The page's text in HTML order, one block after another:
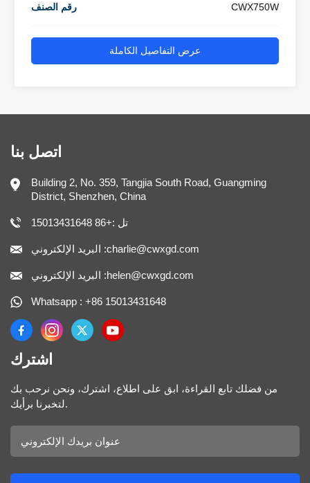
رقم الصنف CWX750W
عرض التفاصيل الكاملة
اتصل بنا
Building 2, No. 359, Tangjia South Road, Guangming
District, Shenzhen, China
تل :+86 15013431648
البريد الإلكتروني :charlie@cwxgd.com
البريد الإلكتروني :helen@cwxgd.com
Whatsapp : +86 15013431648
اشترك
من فضلك تابع القراءة، ابق على اطلاع، اشترك، ونحن نرحب بك
لتخبرنا برأيك.